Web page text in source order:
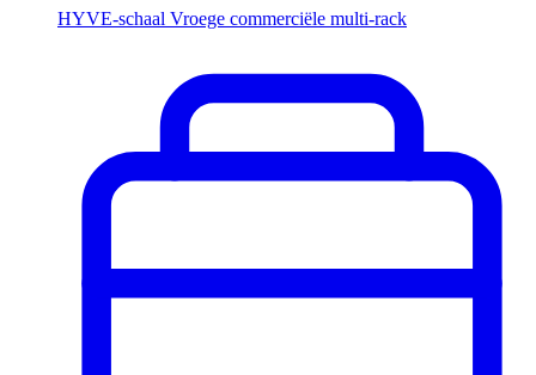
HYVE-schaal Vroege commerciële multi-rack